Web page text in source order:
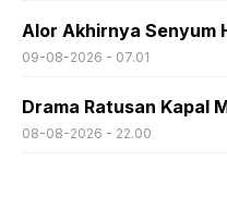
Alor Akhirnya Senyum
09-08-2026 - 07.01
Drama Ratusan Kapal
08-08-2026 - 22.00